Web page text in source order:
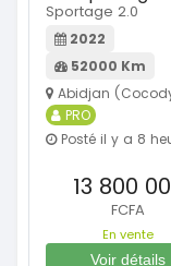
Sportage 2.0
2022
52000 Km
Abidjan
PRO
Posté il y a 8
13 800
FCFA
En vente
Voir détails